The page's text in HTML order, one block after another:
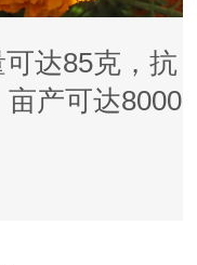
达85克，抗
产可达8000